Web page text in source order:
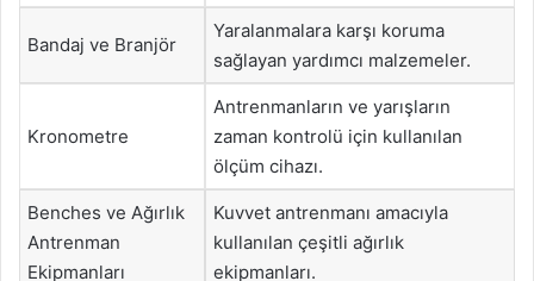
Bandaj ve Branjör
Yaralanmalara karşı koruma
sağlayan yardımcı malzemeler.
Kronometre
Antrenmanların ve yarışların
zaman kontrolü için kullanılan
ölçüm cihazı.
Benches ve Ağırlık
Antrenman
Ekipmanları
Kuvvet antrenmanı amacıyla
kullanılan çeşitli ağırlık
ekipmanları.